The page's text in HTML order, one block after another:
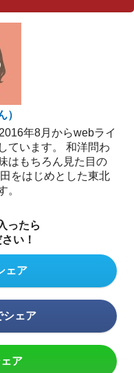
）
年8月からwebライ
ています。 和洋問わ
はもちろん見た目の
をはじめとした東北
。
ったら
い！
ェア
シェア
ア